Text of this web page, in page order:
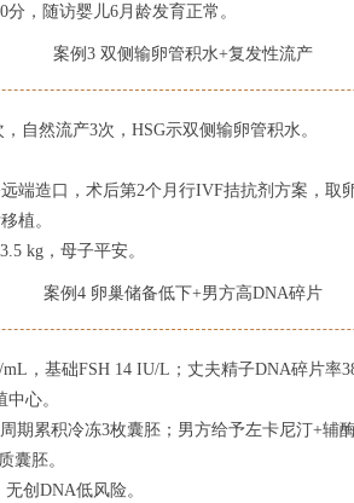
，随访婴儿6月龄发育正常。
案例3 双侧输卵管积水+复发性流产
自然流产3次，HSG示双侧输卵管积水。
端造口，术后第2个月行IVF拮抗剂方案，取
植。
kg，母子平安。
案例4 卵巢储备低下+男方高DNA碎片
，基础FSH 14 IU/L；丈夫精子DNA碎片率
心。
期累积冷冻3枚囊胚；男方给予左卡尼汀+辅
囊胚。
创DNA低风险。